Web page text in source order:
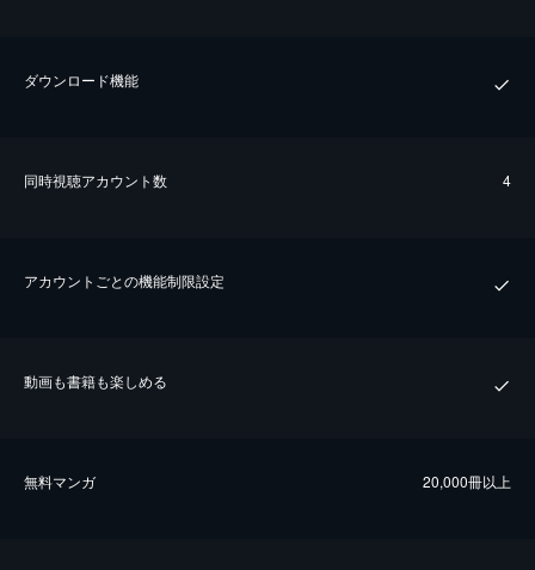
ダウンロード機能
同時視聴アカウント数 4
アカウントごとの機能制限設定
動画も書籍も楽しめる
無料マンガ 20,000冊以上